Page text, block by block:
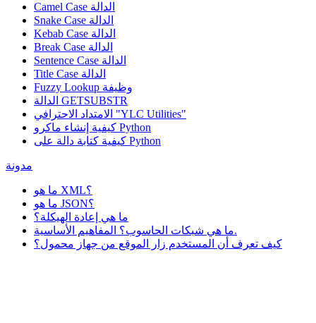
Camel Case الدالة
Snake Case الدالة
Kebab Case الدالة
Break Case الدالة
Sentence Case الدالة
Title Case الدالة
Fuzzy Lookup وظيفة
الدالة GETSUBSTR
الامتداد الاحترافي "YLC Utilities"
كيفية إنشاء ماكرو Python
كيفية كتابة دالة على Python
مدونة
ما هو XML؟
ما هو JSON؟
ما هي إعادة الهيكلة؟
ما هي شبكات الحاسوب؟ المفاهيم الأساسية.
كيف تعرف أن المستخدم زار الموقع من جهاز محمول؟